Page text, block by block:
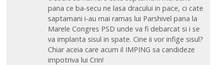
pana ce ba-secu ne lasa dracului in pace, ci cate
saptamani i-au mai ramas lui Parshivel pana la
Marele Congres PSD unde va fi debarcat si i se
va implanta sisul in spate. Cine ii vor infige sisul?
Chiar aceia care acum il IMPING sa candideze
impotriva lui Crin!